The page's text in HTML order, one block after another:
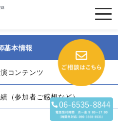
籍
基本情報
コンテンツ
（参加者ご感想など）